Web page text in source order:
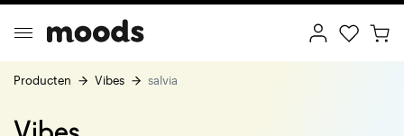
Producten Vibes salvia